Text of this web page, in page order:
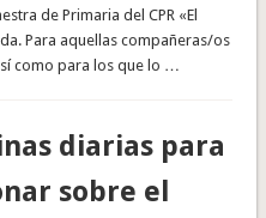
de Primaria del CPR «El
Para aquellas compañeras/os
como para los que lo …
diarias para
sobre el